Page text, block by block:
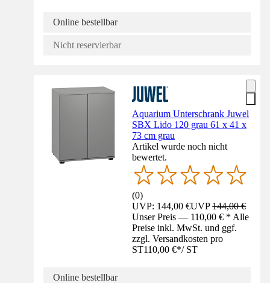
Online bestellbar
Nicht reservierbar
Aquarium Unterschrank Juwel
SBX Lido 120 grau 61 x 41 x
73 cm grau
Artikel wurde noch nicht
bewertet.
(0)
UVP: 144,00 €UVP144,00 €
Unser Preis — 110,00 € * Alle
Preise inkl. MwSt. und ggf.
zzgl. Versandkosten pro
ST110,00 €*/ ST
Online bestellbar